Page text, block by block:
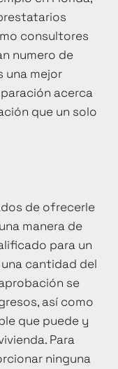
consultores
numero de
una mejor
acerca
que un solo
de ofrecerle
manera de
para un
cantidad del
se
así como
que puede y
Para
ninguna